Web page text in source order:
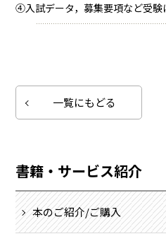
④入試データ，募集要項など受験
一覧にもどる
書籍・サービス紹介
本のご紹介/ご購入